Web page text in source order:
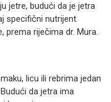
jetre, budući da je jetra
specifični nutrijent
prema riječima dr. Mura.
licu ili rebrima jedan
da jetra ima